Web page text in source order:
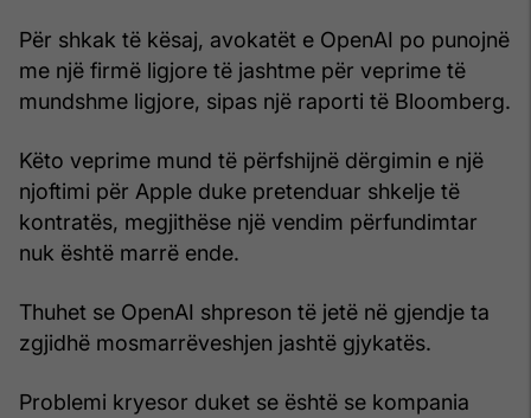
Për shkak të kësaj, avokatët e OpenAI po punojnë
me një firmë ligjore të jashtme për veprime të
mundshme ligjore, sipas një raporti të Bloomberg.
Këto veprime mund të përfshijnë dërgimin e një
njoftimi për Apple duke pretenduar shkelje të
kontratës, megjithëse një vendim përfundimtar
nuk është marrë ende.
Thuhet se OpenAI shpreson të jetë në gjendje ta
zgjidhë mosmarrëveshjen jashtë gjykatës.
Problemi kryesor duket se është se kompania